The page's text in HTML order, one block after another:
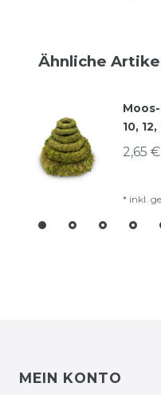
Ähnliche
10,
2,65
* inkl.
MEIN KONTO